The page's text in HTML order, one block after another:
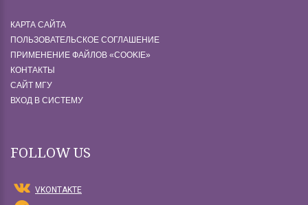
КАРТА САЙТА
ПОЛЬЗОВАТЕЛЬСКОЕ СОГЛАШЕНИЕ
ПРИМЕНЕНИЕ ФАЙЛОВ «СOOKIE»
КОНТАКТЫ
САЙТ МГУ
ВХОД В СИСТЕМУ
FOLLOW US
VKONTAKTE